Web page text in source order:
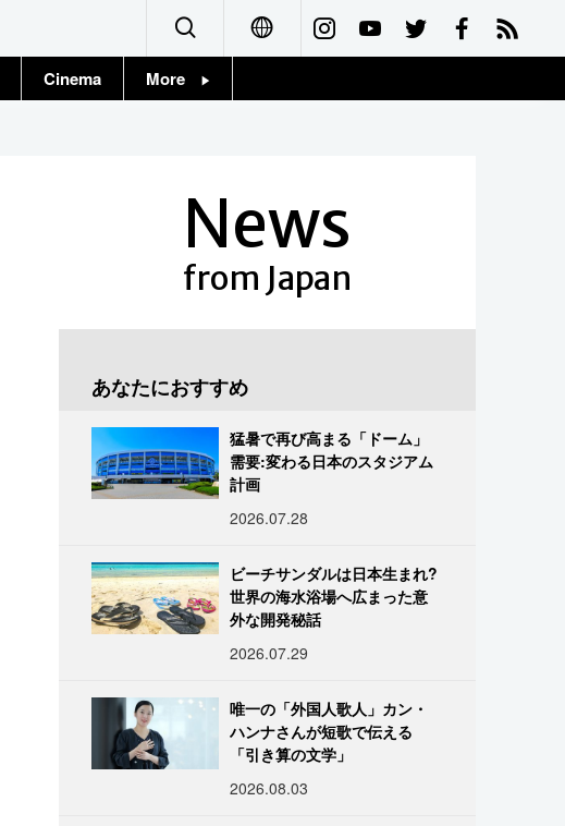
Français
Cinema More
News
from Japan
あなたにおすすめ
猛暑で再び高まる「ドーム」
需要:変わる日本のスタジアム
計画
2026.07.28
ビーチサンダルは日本生まれ?
世界の海水浴場へ広まった意
外な開発秘話
2026.07.29
唯一の「外国人歌人」カン・
ハンナさんが短歌で伝える
「引き算の文学」
2026.08.03